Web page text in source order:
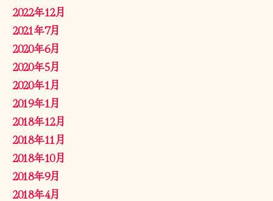
2022年12月
2021年7月
2020年6月
2020年5月
2020年1月
2019年1月
2018年12月
2018年11月
2018年10月
2018年9月
2018年4月